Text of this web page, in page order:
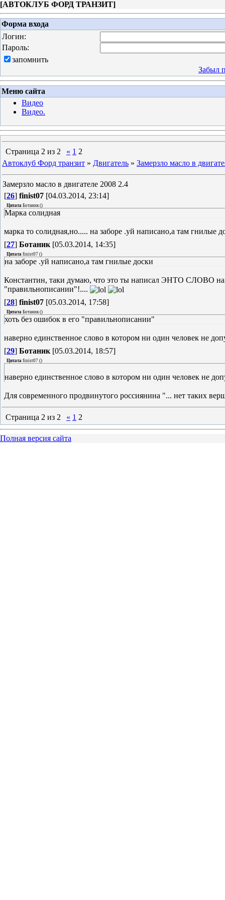
[АВТОКЛУБ ФОРД ТРАНЗИТ]
Форма входа
Логин:
Пароль:
запомнить
Забыл
Меню сайта
Видео
Видео.
Страница 2 из 2 « 1 2
Автоклуб Форд транзит » Двигатель » Замерзло масло в
Замерзло масло в двигателе 2008 2.4
[26] finist07 [04.03.2014, 23:14]
Цитата Ботаник()
Марка солидная
марка то солидная,но..... на заборе .уй написано,а там гнилые
[27] Ботаник [05.03.2014, 14:35]
Цитата finist07 ()
на заборе .уй написано,а там гнилые доски
Константин, таки думаю, что это ты написал ЭНТО СЛОВО на
"правильнописании"!....
[28] finist07 [05.03.2014, 17:58]
Цитата Ботаник()
хоть без ошибок в его "правильнописании"
наверно единственное слово в котором ни один человек не
[29] Ботаник [05.03.2014, 18:57]
Цитата finist07 ()
наверно единственное слово в котором ни один человек не
Для современного продвинутого россиянина "... нет таких
Страница 2 из 2 « 1 2
Полная версия сайта